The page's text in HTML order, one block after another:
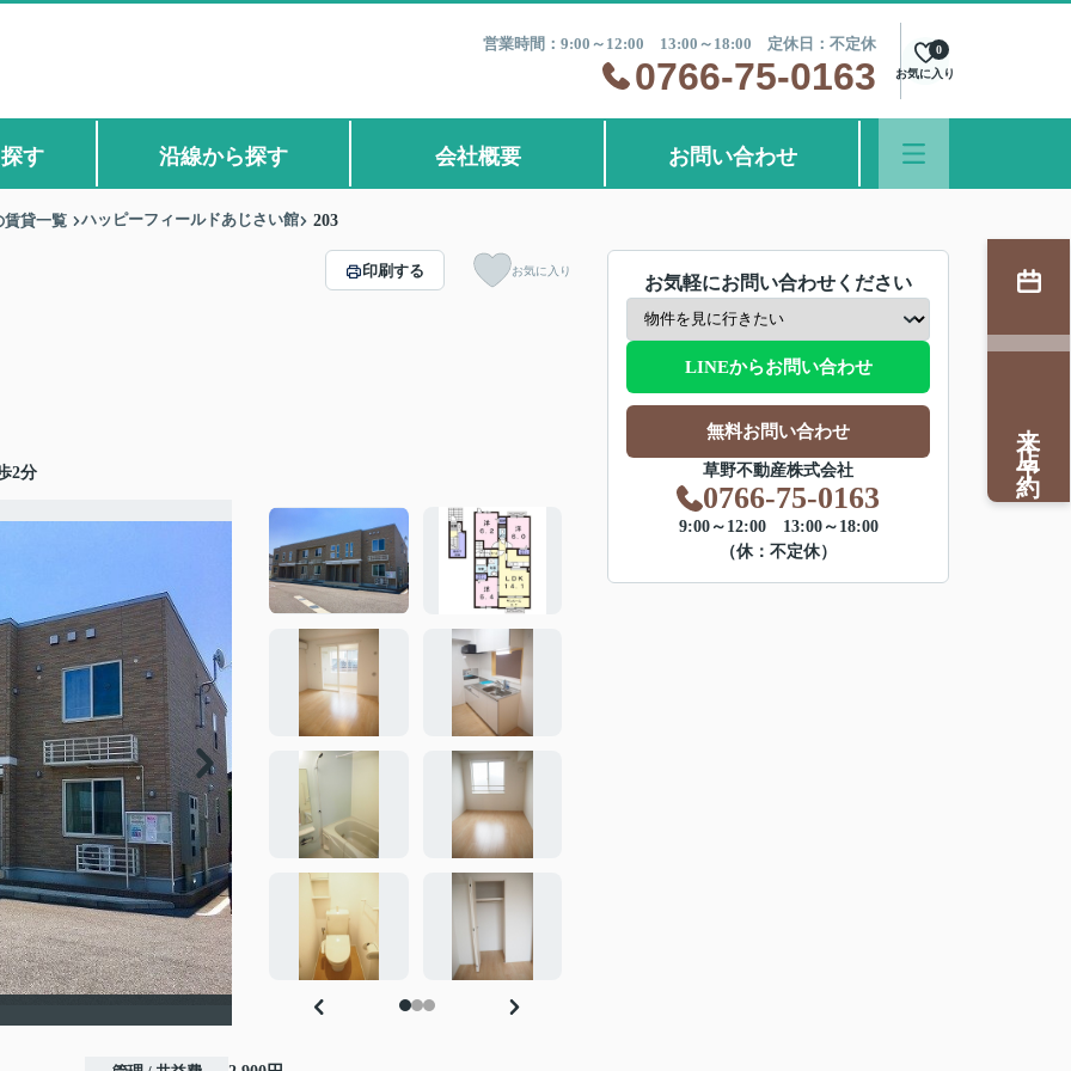
営業時間：9:00～12:00 13:00～18:00 定休日：不定休
0766-75-0163 お気に入り
0
す 沿線から探す 会社概要 お問い合わせ
賃貸一覧 ハッピーフィールドあじさい館 203
2分
印刷する お気に入り
お気軽にお問い合わせください
LINEからお問い合わせ
無料お問い合わせ
草野不動産株式会社
0766-75-0163
9:00～12:00 13:00～18:00
（休：不定休）
来店予約